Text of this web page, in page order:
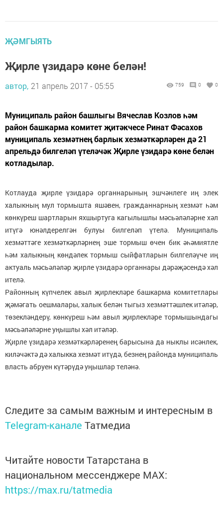
ҖӘМГЫЯТЬ
Җирле үзидарә көне белән!
автор, 21 апрель 2017 - 05:55 759 0 0
Муниципаль район башлыгы Вячеслав Козлов һәм
район башкарма комитет җитәкчесе Ринат Фәсахов
муниципаль хезмәтнең барлык хезмәткәрләрен дә 21
апрельдә билгеләп үтеләчәк Җирле үзидарә көне белән
котладылар.
Котлауда җирле үзидарә органнарының эшчәнлеге иң элек
халыкның мул тормышта яшәвен, гражданнарның хезмәт һәм
көнкүреш шартларын яхшыртуга кагылышлы мәсьәләләрне хәл
итүгә юнәлдерелгән булуы билгеләп үтелә. Муниципаль
хезмәттәге хезмәткәрләрнең эше тормыш өчен бик әһәмиятле
һәм халыкның көндәлек тормыш сыйфатларын билгеләүче иң
актуаль мәсьәләләр җирле үзидарә органнары дәрәҗәсендә хәл
ителә.
Районның күпчелек авыл җирлекләре башкарма комитетлары
җәмәгать оешмалары, халык белән тыгыз хезмәттәшлек итәләр,
төзекләндерү, көнкүреш һәм авыл җирлекләре тормышындагы
мәсьәләләрне уңышлы хәл итәләр.
Җирле үзидарә хезмәткәрләренең барысына да ныклы исәнлек,
киләчәктә дә халыкка хезмәт итүдә, безнең районда муниципаль
власть абруен күтәрүдә уңышлар теләнә.
Следите за самым важным и интересным в
Telegram-канале Татмедиа
Читайте новости Татарстана в
национальном мессенджере MАХ:
https://max.ru/tatmedia